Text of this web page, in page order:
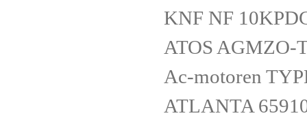
KNF NF
ATOS AGMZO-
Ac-motoren
ATLANTA